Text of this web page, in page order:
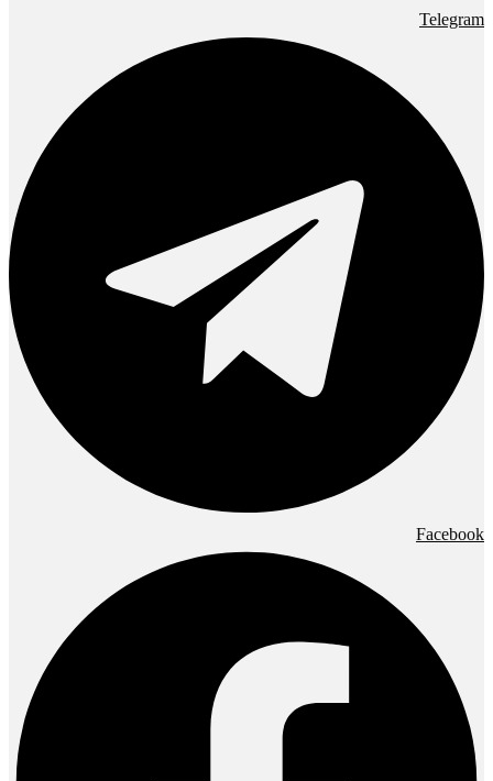
Telegram
Facebook